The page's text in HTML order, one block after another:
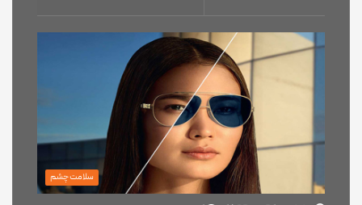
سلامت چشم